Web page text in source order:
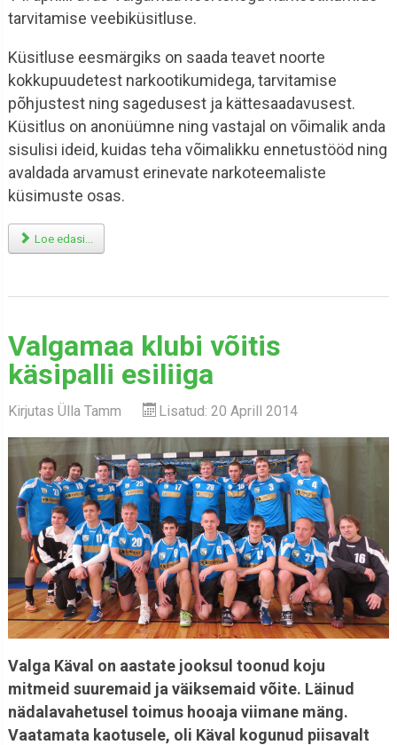
tarvitamise veebiküsitluse.
Küsitluse eesmärgiks on saada teavet noorte
kokkupuudetest narkootikumidega, tarvitamise
põhjustest ning sagedusest ja kättesaadavusest.
Küsitlus on anonüümne ning vastajal on võimalik anda
sisulisi ideid, kuidas teha võimalikku ennetustööd ning
avaldada arvamust erinevate narkoteemaliste
küsimuste osas.
Loe edasi...
Valgamaa klubi võitis
käsipalli esiliiga
Kirjutas Ülla Tamm Lisatud: 20 Aprill 2014
Valga Käval on aastate jooksul toonud koju
mitmeid suuremaid ja väiksemaid võite. Läinud
nädalavahetusel toimus hooaja viimane mäng.
Vaatamata kaotusele, oli Käval kogunud piisavalt